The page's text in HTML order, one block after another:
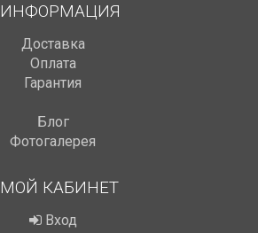
ИНФОРМАЦИЯ
Доставка
Оплата
Гарантия
Блог
Фотогалерея
МОЙ КАБИНЕТ
Вход